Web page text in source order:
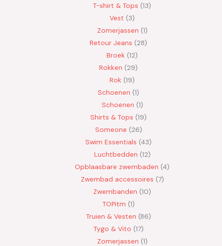
T-shirt & Tops 13
Vest
3
Zomerjassen 1
Retour Jeans
28
Broek 12
Rokken
29
Rok 19
Schoenen 1
Schoenen 1
Shirts & Tops 19
Someone 26
Swim Essentials 43
Luchtbedden 12
Opblaasbare zwembaden 4
Zwembad accessoires 7
Zwembanden 10
TOPitm 1
Truien & Vesten 86
Tygo & Vito 17
Zomerjassen 1